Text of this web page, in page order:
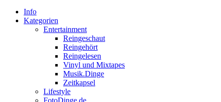
Info
Kategorien
Entertainment
Reingeschaut
Reingehört
Reingelesen
Vinyl und Mixtapes
Musik.Dinge
Zeitkapsel
Lifestyle
FotoDinge.de